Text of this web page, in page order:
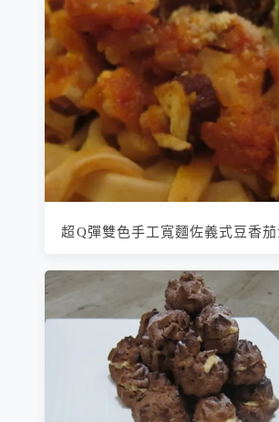
超Q彈雙色手工寬麵佐義式豆香